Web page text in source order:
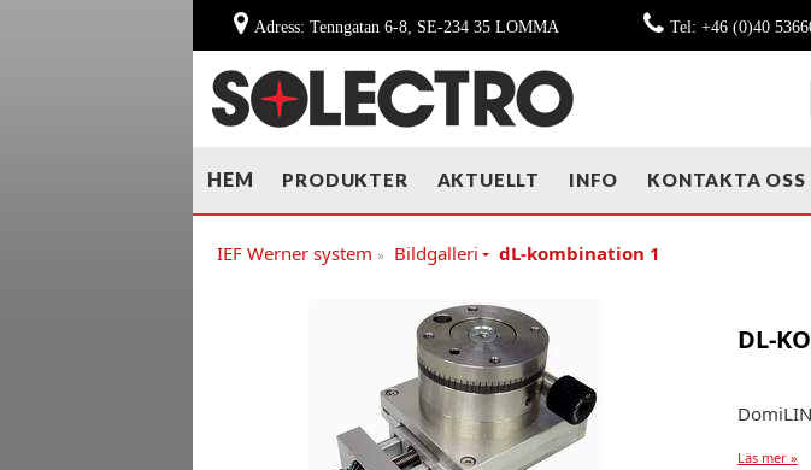
Adress: Tenngatan 6-8, SE-234 35 LOMMA Tel: +46 (0)40
HEM PRODUKTER AKTUELLT INFO KONTAKTA OSS
IEF Werner system » Bildgalleri dL-kombination 1
DL-
Läs mer »